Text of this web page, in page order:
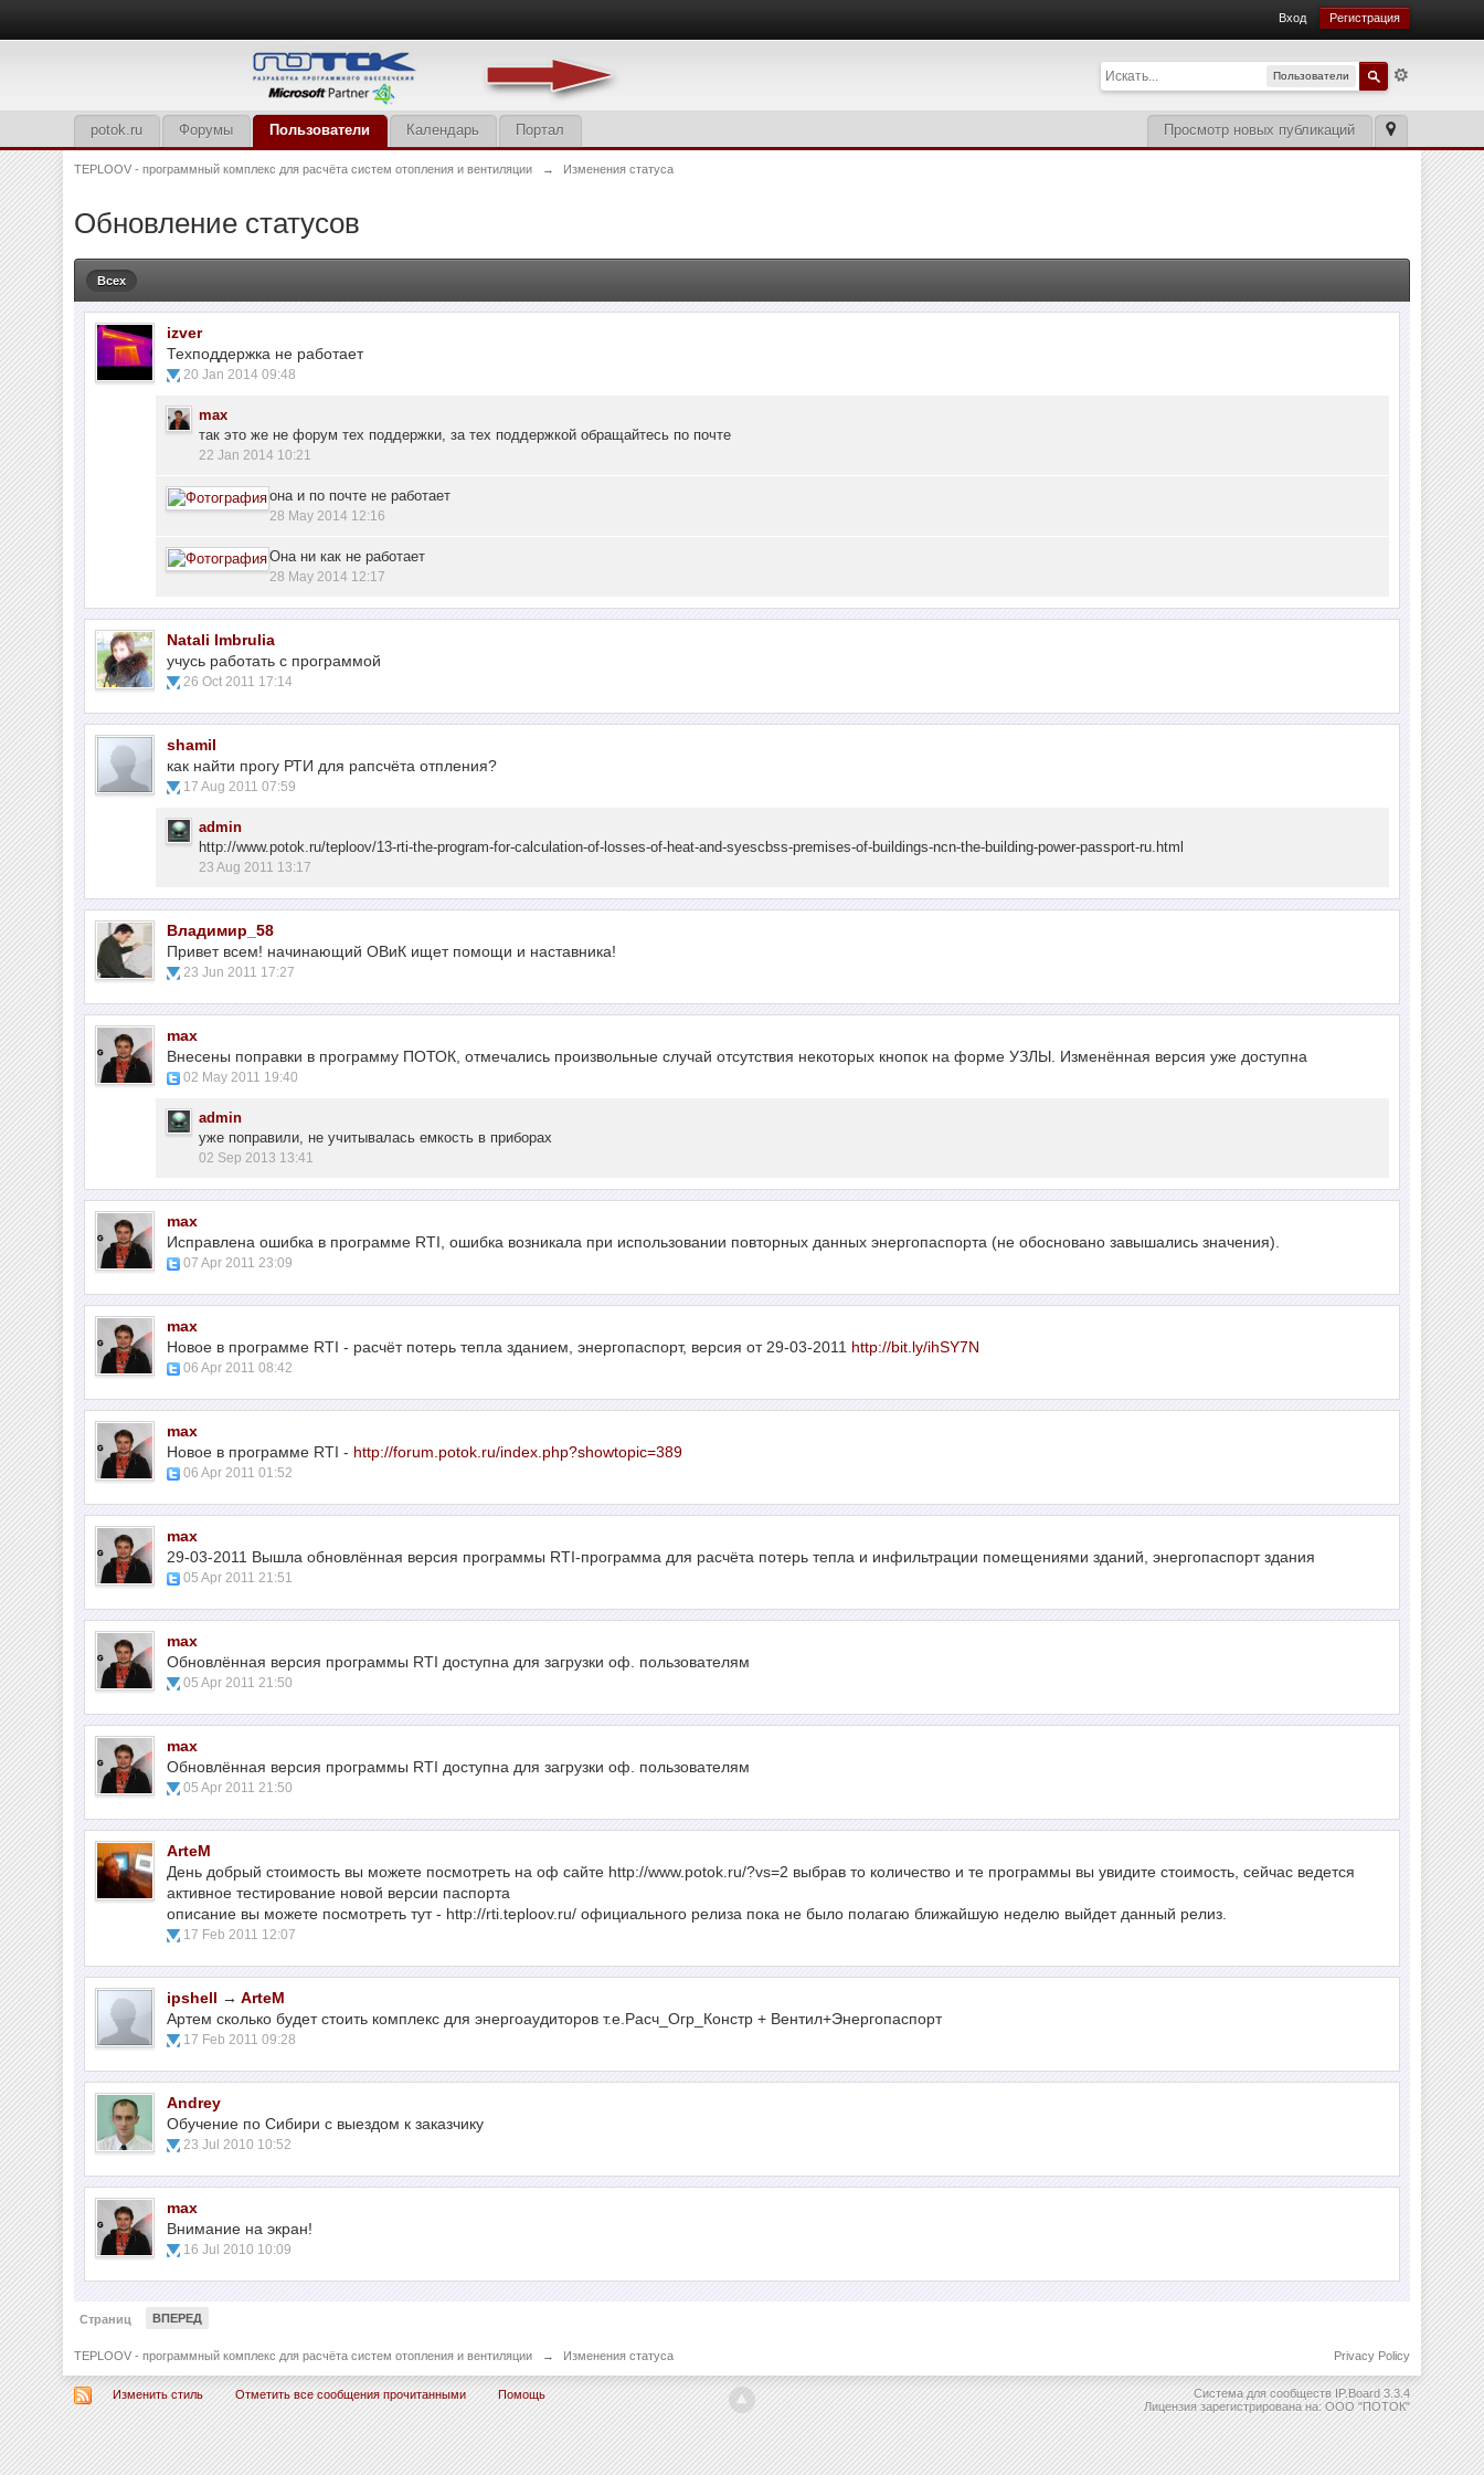
Вход Регистрация
Пользователи
Просмотр новых публикаций
potok.ru Форумы Пользователи Календарь Портал
TEPLOOV - программный комплекс для расчёта систем отопления и вентиляции → Изменения статуса
Обновление статусов
Всех
izver
Техподдержка не работает
20 Jan 2014 09:48
max
так это же не форум тех поддержки, за тех поддержкой обращайтесь по почте
22 Jan 2014 10:21
она и по почте не работает
28 May 2014 12:16
Она ни как не работает
28 May 2014 12:17
Natali Imbrulia
учусь работать с программой
26 Oct 2011 17:14
shamil
как найти прогу РТИ для рапсчёта отпления?
17 Aug 2011 07:59
admin
http://www.potok.ru/teploov/13-rti-the-program-for-calculation-of-losses-of-heat-and-syescbss-premises-of-buildings-ncn-the-building-power-passport-ru.html
23 Aug 2011 13:17
Владимир_58
Привет всем! начинающий ОВиК ищет помощи и наставника!
23 Jun 2011 17:27
max
Внесены поправки в программу ПОТОК, отмечались произвольные случай отсутствия некоторых кнопок на форме УЗЛЫ. Изменённая версия уже доступна
02 May 2011 19:40
admin
уже поправили, не учитывалась емкость в приборах
02 Sep 2013 13:41
max
Исправлена ошибка в программе RTI, ошибка возникала при использовании повторных данных энергопаспорта (не обосновано завышались значения).
07 Apr 2011 23:09
max
Новое в программе RTI - расчёт потерь тепла зданием, энергопаспорт, версия от 29-03-2011 http://bit.ly/ihSY7N
06 Apr 2011 08:42
max
Новое в программе RTI - http://forum.potok.ru/index.php?showtopic=389
06 Apr 2011 01:52
max
29-03-2011 Вышла обновлённая версия программы RTI-программа для расчёта потерь тепла и инфильтрации помещениями зданий, энергопаспорт здания
05 Apr 2011 21:51
max
Обновлённая версия программы RTI доступна для загрузки оф. пользователям
05 Apr 2011 21:50
max
Обновлённая версия программы RTI доступна для загрузки оф. пользователям
05 Apr 2011 21:50
ArteM
День добрый стоимость вы можете посмотреть на оф сайте http://www.potok.ru/?vs=2 выбрав то количество и те программы вы увидите стоимость, сейчас ведется
активное тестирование новой версии паспорта
описание вы можете посмотреть тут - http://rti.teploov.ru/ официального релиза пока не было полагаю ближайшую неделю выйдет данный релиз.
17 Feb 2011 12:07
ipshell →ArteM
Артем сколько будет стоить комплекс для энергоаудиторов т.е.Расч_Огр_Констр + Вентил+Энергопаспорт
17 Feb 2011 09:28
Andrey
Обучение по Сибири с выездом к заказчику
23 Jul 2010 10:52
max
Внимание на экран!
16 Jul 2010 10:09
Страниц ВПЕРЕД
TEPLOOV - программный комплекс для расчёта систем отопления и вентиляции → Изменения статуса Privacy Policy
Изменить стиль Отметить все сообщения прочитанными Помощь Система для сообществ IP.Board 3.3.4
Лицензия зарегистрирована на: ООО "ПОТОК"